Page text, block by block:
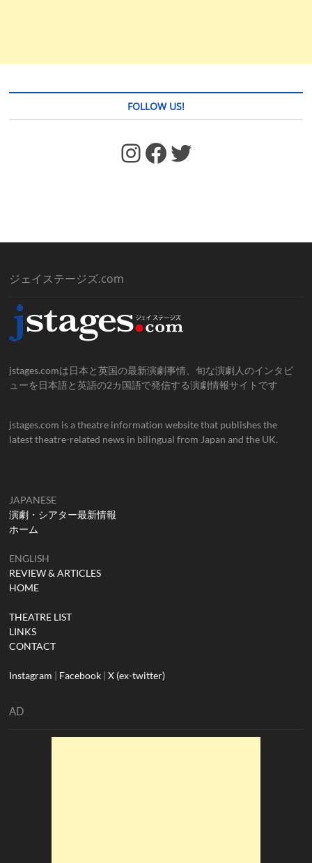
FOLLOW US!
https://www.facebook.com/jstages/ Facebook Twitter
ジェイステージズ.com
jstages.comは日本と英国の最新演劇事情、旬な演劇人のインタビ
ューを日本語と英語の2カ国語で発信する演劇情報サイトです
jstages.com is a theatre information website that publishes the
latest theatre-related news in bilingual from Japan and the UK.
JAPANESE
演劇・シアター最新情報
ホーム
ENGLISH
REVIEW & ARTICLES
HOME
THEATRE LIST
LINKS
CONTACT
Instagram | Facebook |X (ex-twitter)
AD